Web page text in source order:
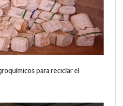
para reciclar el